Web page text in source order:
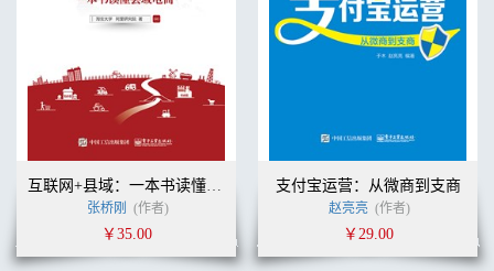
互联网+县域：一本书读懂县域电商
张桥刚 (作者)
￥35.00
支付宝运营：从微商到支商
赵亮亮 (作者)
￥29.00